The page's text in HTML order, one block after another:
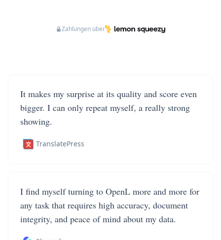
Zahlungen über
It makes my surprise at its quality and score even
bigger. I can only repeat myself, a really strong
showing.
TranslatePress
I find myself turning to OpenL more and more for
any task that requires high accuracy, document
integrity, and peace of mind about my data.